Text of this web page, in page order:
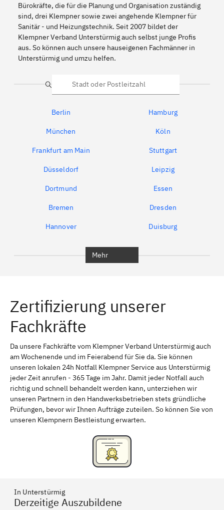
Bürokräfte, die für die Planung und Organisation zuständig
sind, drei Klempner sowie zwei angehende Klempner für
Sanitär - und Heizungstechnik. Seit 2007 bildet der
Klempner Verband Unterstürmig auch selbst junge Profis
aus. So können auch unsere hauseigenen Fachmänner in
Unterstürmig und umzu helfen.
Suche
Berlin Hamburg
München Köln
Frankfurt am Main Stuttgart
Düsseldorf Leipzig
Dortmund Essen
Bremen Dresden
Hannover Duisburg
Erlangen Bamberg
Bayreuth
Schweinfurt Passau
Freising Rudelsdorf, Mittelfranken
Mehr
Zertifizierung unserer
Fachkräfte
Da unsere Fachkräfte vom Klempner Verband Unterstürmig auch
am Wochenende und im Feierabend für Sie da. Sie können
unseren lokalen 24h Notfall Klempner Service aus Unterstürmig
jeder Zeit anrufen - 365 Tage im Jahr. Damit jeder Notfall auch
richtig und schnell behandelt werden kann, unterziehen wir
unseren Partnern in den Handwerksbetrieben stets gründliche
Prüfungen, bevor wir Ihnen Aufträge zuteilen. So können Sie von
unseren Klempnern Bestleistung erwarten.
In Unterstürmig
Derzeitige Auszubildene